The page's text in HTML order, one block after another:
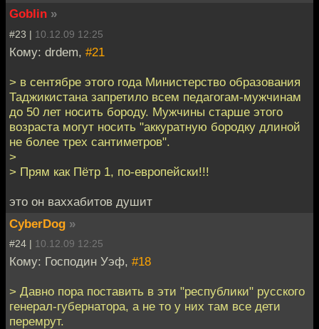
Goblin »
#23 | 10.12.09 12:25
Кому: drdem, #21
> в сентябре этого года Министерство образования
Таджикистана запретило всем педагогам-мужчинам
до 50 лет носить бороду. Мужчины старше этого
возраста могут носить "аккуратную бородку длиной
не более трех сантиметров".
>
> Прям как Пётр 1, по-европейски!!!
это он ваххабитов душит
CyberDog »
#24 | 10.12.09 12:25
Кому: Господин Уэф, #18
> Давно пора поставить в эти "республики" русского
генерал-губернатора, а не то у них там все дети
перемрут.